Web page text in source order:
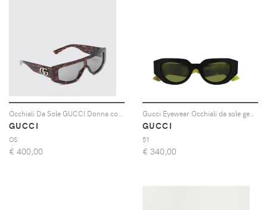
GUCCI
OS
€ 400,00
GUCCI
51
€ 340,00